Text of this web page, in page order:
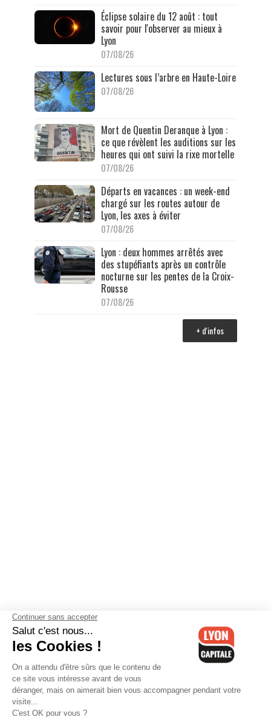
Éclipse solaire du 12 août : tout
savoir pour l'observer au mieux à
Lyon
07/08/26
Lectures sous l’arbre en Haute-Loire
07/08/26
Mort de Quentin Deranque à Lyon :
ce que révèlent les auditions sur les
heures qui ont suivi la rixe mortelle
07/08/26
Départs en vacances : un week-end
chargé sur les routes autour de
Lyon, les axes à éviter
07/08/26
Lyon : deux hommes arrêtés avec
des stupéfiants après un contrôle
nocturne sur les pentes de la Croix-
Rousse
07/08/26
+ d'infos